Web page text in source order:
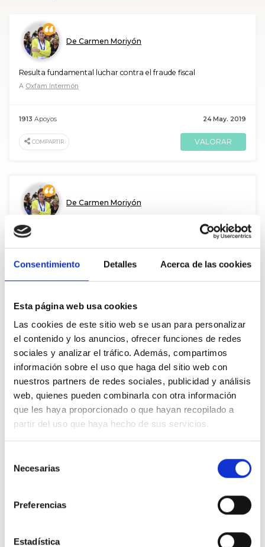
Consentimiento Detalles Acerca de las cookies
Esta página web usa cookies
Las cookies de este sitio web se usan para personalizar
el contenido y los anuncios, ofrecer funciones de redes
sociales y analizar el tráfico. Además, compartimos
información sobre el uso que haga del sitio web con
nuestros partners de redes sociales, publicidad y análisis
web, quienes pueden combinarla con otra información
que les haya proporcionado o que hayan recopilado a
partir del uso que haya hecho de sus servicios.
Necesarias
Preferencias
Estadística
De Carmen Moriyón
Resulta fundamental luchar contra el fraude fiscal
A Oxfam Intermón
24 May. 2019
1913 Apoyos
COMPARTIR VALORAR
De Carmen Moriyón
AGraciela Soto Suarez
08 Ago. 2026
572Apoyos
COMPARTIR
De Carmen Moriyón
Debemos velar para que situaciones como esta no vuelvan a
14 May. 2019
11Apoyos
COMPARTIR VALORAR